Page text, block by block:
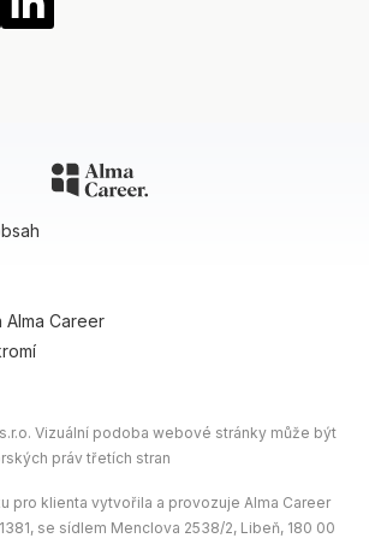
Alma Career
Vizuální podoba webové stránky může být
práv třetích stran
pro klienta vytvořila a provozuje Alma Career
se sídlem Menclova 2538/2, Libeň, 180 00